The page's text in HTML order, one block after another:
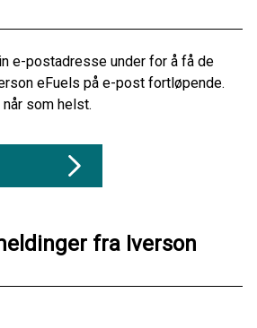
e-postadresse under for å få de
eFuels på e-post fortløpende.
som helst.
fra Iverson